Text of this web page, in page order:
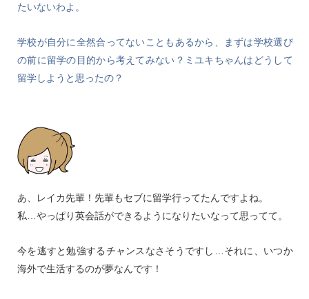
たいないわよ。
学校が自分に全然合ってないこともあるから、まずは学校選び
の前に留学の目的から考えてみない？ミユキちゃんはどうして
留学しようと思ったの？
あ、レイカ先輩！先輩もセブに留学行ってたんですよね。
私…やっぱり英会話ができるようになりたいなって思ってて。
今を逃すと勉強するチャンスなさそうですし…それに、いつか
海外で生活するのが夢なんです！